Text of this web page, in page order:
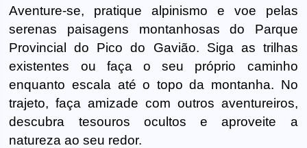
Aventure-se, pratique alpinismo e voe pelas
serenas paisagens montanhosas do Parque
Provincial do Pico do Gavião. Siga as trilhas
existentes ou faça o seu próprio caminho
enquanto escala até o topo da montanha. No
trajeto, faça amizade com outros aventureiros,
descubra tesouros ocultos e aproveite a
natureza ao seu redor.